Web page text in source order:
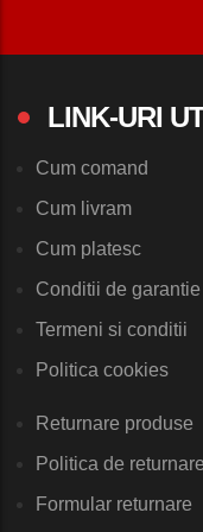
LINK-URI
Cum comand
Cum livram
Cum platesc
Conditii de garantie
Termeni si conditii
Politica cookies
Returnare produse
Politica de returnare
Formular returnare